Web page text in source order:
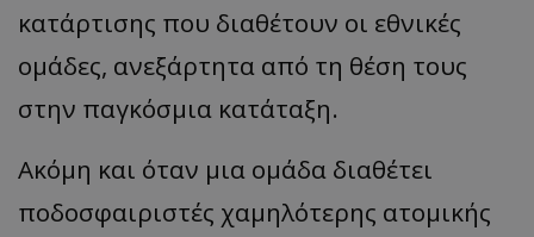
κατάρτισης που διαθέτουν οι εθνικές
ομάδες, ανεξάρτητα από τη θέση τους
στην παγκόσμια κατάταξη.
Ακόμη και όταν μια ομάδα διαθέτει
ποδοσφαιριστές χαμηλότερης ατομικής